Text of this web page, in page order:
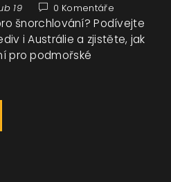
19 0 Komentáře
šnorchlování? Podívejte
i Austrálie a zjistěte, jak
pro podmořské